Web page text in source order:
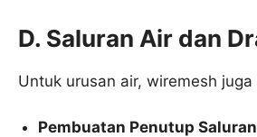
D. Saluran Air dan
Untuk urusan air, wiremesh
Pembuatan Penutup